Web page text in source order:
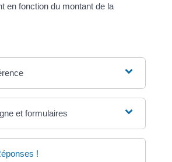
en fonction du montant de la
et formulaires
!